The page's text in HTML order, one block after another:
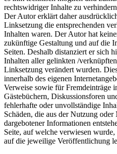
rechtswidriger Inhalte zu
Der Autor erklärt daher
Linksetzung die entsprechenden
Inhalten waren. Der Autor hat
zukünftige Gestaltung und auf die
Seiten. Deshalb distanziert er sich
Inhalten aller gelinkten /
Linksetzung verändert wurden.
innerhalb des eigenen
Verweise sowie für Fremdeinträge
Gästebüchern, Diskussionsforen
fehlerhafte oder unvollständige
Schäden, die aus der Nutzung
dargebotener Informationen
Seite, auf welche verwiesen
auf die jeweilige Veröffentlichung